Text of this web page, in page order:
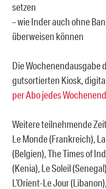
setzen
– wie Inder auch ohne
überweisen können
Die Wochenendausgabe
gutsortierten Kiosk,
per Abo jedes
Weitere teilnehmende
Le Monde (Frankreich),
(Belgien), The Times of
(Kenia), Le Soleil
L’Orient-Le Jour